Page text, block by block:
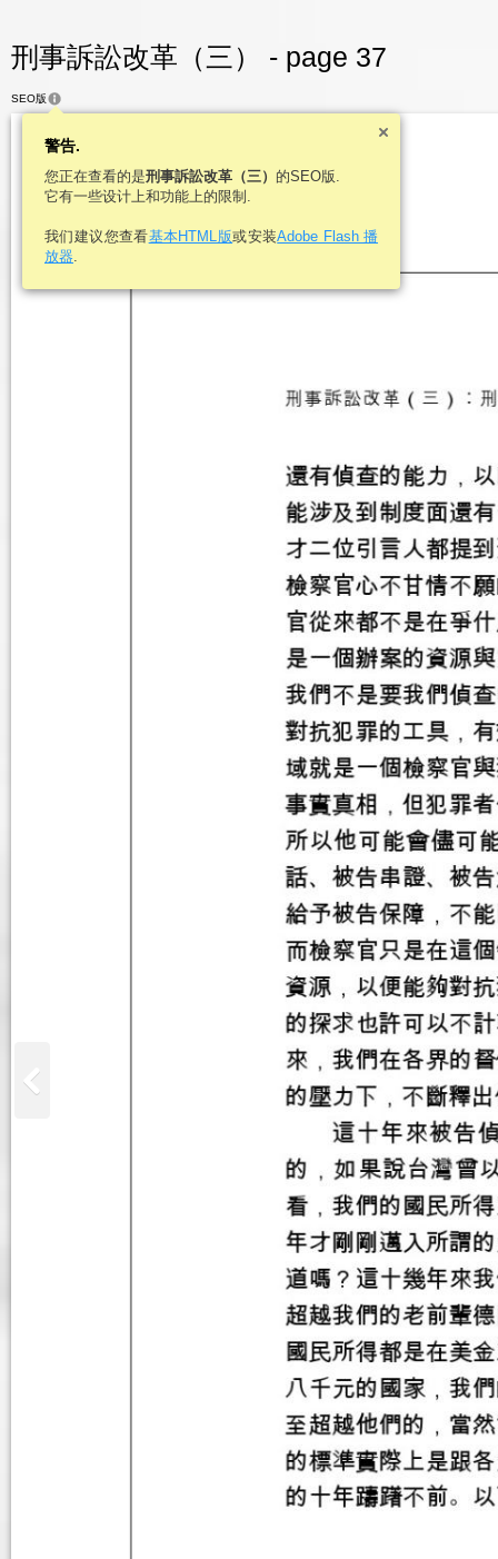
刑事訴訟改革（三） - page 37
SEO版
警告.
您正在查看的是刑事訴訟改革（三） 的SEO版.
它有一些设计上和功能上的限制.
我们建议您查看基本HTML版或安装Adobe Flash 播
放器.